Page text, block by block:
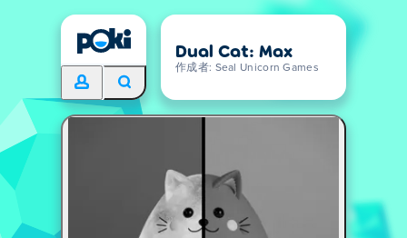
Dual Cat: Max
作成者: Seal Unicorn Games